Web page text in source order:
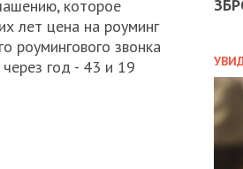
которое
лет цена на роуминг
роумингового звонка
год - 43 и 19